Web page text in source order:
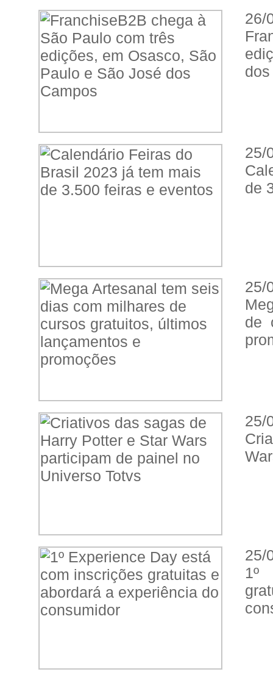
26/
25/
de
25/
de
25/
25/
1º